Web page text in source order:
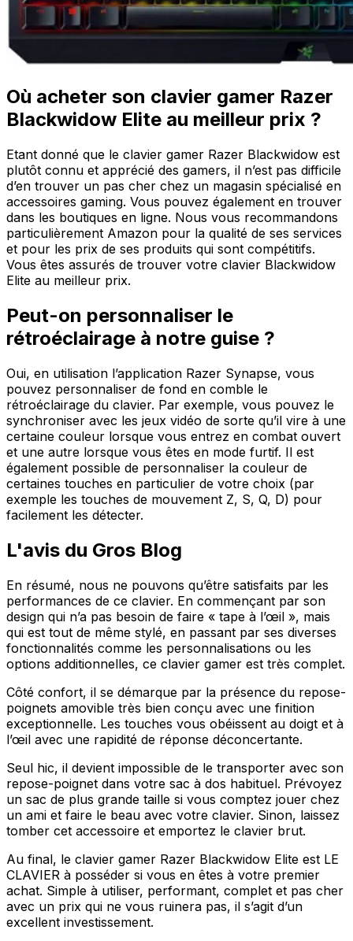
Où acheter son clavier gamer Razer
Blackwidow Elite au meilleur prix ?
Etant donné que le clavier gamer Razer Blackwidow est
plutôt connu et apprécié des gamers, il n’est pas difficile
d’en trouver un pas cher chez un magasin spécialisé en
accessoires gaming. Vous pouvez également en trouver
dans les boutiques en ligne. Nous vous recommandons
particulièrement Amazon pour la qualité de ses services
et pour les prix de ses produits qui sont compétitifs.
Vous êtes assurés de trouver votre clavier Blackwidow
Elite au meilleur prix.
Peut-on personnaliser le
rétroéclairage à notre guise ?
Oui, en utilisation l’application Razer Synapse, vous
pouvez personnaliser de fond en comble le
rétroéclairage du clavier. Par exemple, vous pouvez le
synchroniser avec les jeux vidéo de sorte qu’il vire à une
certaine couleur lorsque vous entrez en combat ouvert
et une autre lorsque vous êtes en mode furtif. Il est
également possible de personnaliser la couleur de
certaines touches en particulier de votre choix (par
exemple les touches de mouvement Z, S, Q, D) pour
facilement les détecter.
L'avis du Gros Blog
En résumé, nous ne pouvons qu’être satisfaits par les
performances de ce clavier. En commençant par son
design qui n’a pas besoin de faire « tape à l’œil », mais
qui est tout de même stylé, en passant par ses diverses
fonctionnalités comme les personnalisations ou les
options additionnelles, ce clavier gamer est très complet.
Côté confort, il se démarque par la présence du repose-
poignets amovible très bien conçu avec une finition
exceptionnelle. Les touches vous obéissent au doigt et à
l’œil avec une rapidité de réponse déconcertante.
Seul hic, il devient impossible de le transporter avec son
repose-poignet dans votre sac à dos habituel. Prévoyez
un sac de plus grande taille si vous comptez jouer chez
un ami et faire le beau avec votre clavier. Sinon, laissez
tomber cet accessoire et emportez le clavier brut.
Au final, le clavier gamer Razer Blackwidow Elite est LE
CLAVIER à posséder si vous en êtes à votre premier
achat. Simple à utiliser, performant, complet et pas cher
avec un prix qui ne vous ruinera pas, il s’agit d’un
excellent investissement.